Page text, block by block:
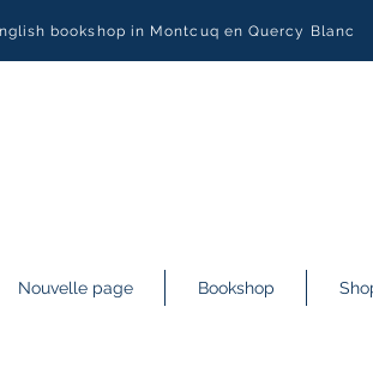
bookshop in Montcuq en Quercy Blanc
Nouvelle page Bookshop